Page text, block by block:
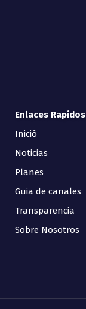
Enlaces Rapidos
Inició
Noticias
Planes
Guia de canales
Transparencia
Sobre Nosotros